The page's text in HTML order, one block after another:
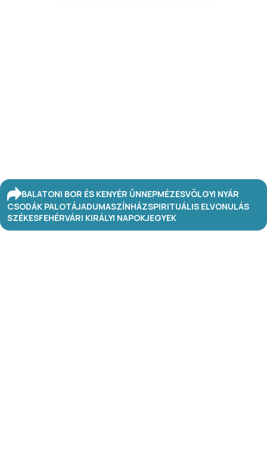
BALATONI BOR ÉS KENYÉR ÜNNEPMÉZESVÖLGYI NYÁR
CSODÁK PALOTÁJADUMASZÍNHÁZSPIRITUÁLIS ELVONULÁS
SZÉKESFEHÉRVÁRI KIRÁLYI NAPOKJEGYEK